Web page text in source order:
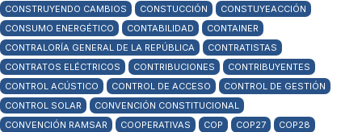
CONSTRUYENDO CAMBIOS
CONSTUCCIÓN
CONSTUYEACCIÓN
CONSUMO ENERGÉTICO
CONTABILIDAD
CONTAINER
CONTRALORÍA GENERAL DE LA REPÚBLICA
CONTRATISTAS
CONTRATOS ELÉCTRICOS
CONTRIBUCIONES
CONTRIBUYENTES
CONTROL ACÚSTICO
CONTROL DE ACCESO
CONTROL DE GESTIÓN
CONTROL SOLAR
CONVENCIÓN CONSTITUCIONAL
CONVENCIÓN RAMSAR
COOPERATIVAS COP COP27
COP28